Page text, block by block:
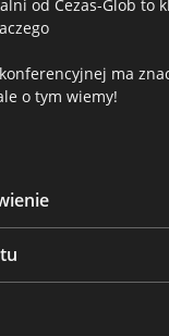
od Cezas-Glob to
ma
o tym wiemy!